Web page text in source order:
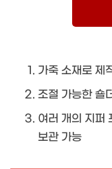
가죽 소재로 제
조절 가능한 숄
여러 개의 지퍼
보관 가능